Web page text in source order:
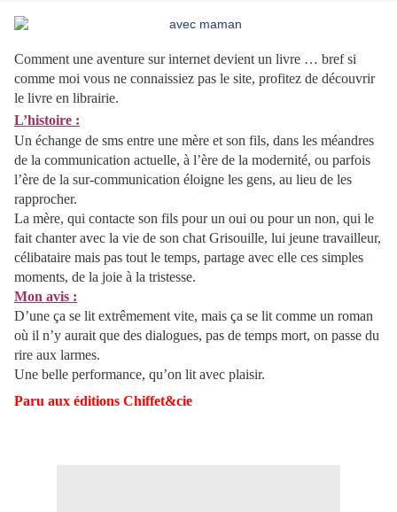
Comment une aventure sur internet devient un livre … bref si
comme moi vous ne connaissiez pas le site, profitez de découvrir
le livre en librairie.
L’histoire :
Un échange de sms entre une mère et son fils, dans les méandres
de la communication actuelle, à l’ère de la modernité, ou parfois
l’ère de la sur-communication éloigne les gens, au lieu de les
rapprocher.
La mère, qui contacte son fils pour un oui ou pour un non, qui le
fait chanter avec la vie de son chat Grisouille, lui jeune travailleur,
célibataire mais pas tout le temps, partage avec elle ces simples
moments, de la joie à la tristesse.
Mon avis :
D’une ça se lit extrêmement vite, mais ça se lit comme un roman
où il n’y aurait que des dialogues, pas de temps mort, on passe du
rire aux larmes.
Une belle performance, qu’on lit avec plaisir.
Paru aux éditions Chiffet&cie